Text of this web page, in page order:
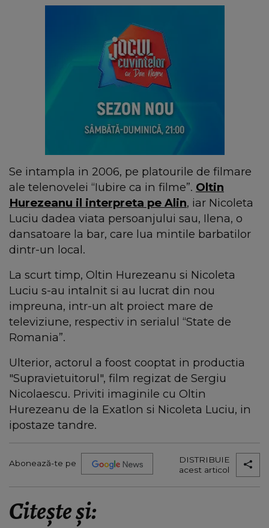
Se intampla in 2006, pe platourile de filmare
ale telenovelei “Iubire ca in filme”. Oltin
Hurezeanu il interpreta pe Alin, iar Nicoleta
Luciu dadea viata persoanjului sau, Ilena, o
dansatoare la bar, care lua mintile barbatilor
dintr-un local.
La scurt timp, Oltin Hurezeanu si Nicoleta
Luciu s-au intalnit si au lucrat din nou
impreuna, intr-un alt proiect mare de
televiziune, respectiv in serialul “State de
Romania”.
Ulterior, actorul a foost cooptat in productia
"Supravietuitorul", film regizat de Sergiu
Nicolaescu. Priviti imaginile cu Oltin
Hurezeanu de la Exatlon si Nicoleta Luciu, in
ipostaze tandre.
Abonează-te pe
DISTRIBUIE
acest articol
Citește și: